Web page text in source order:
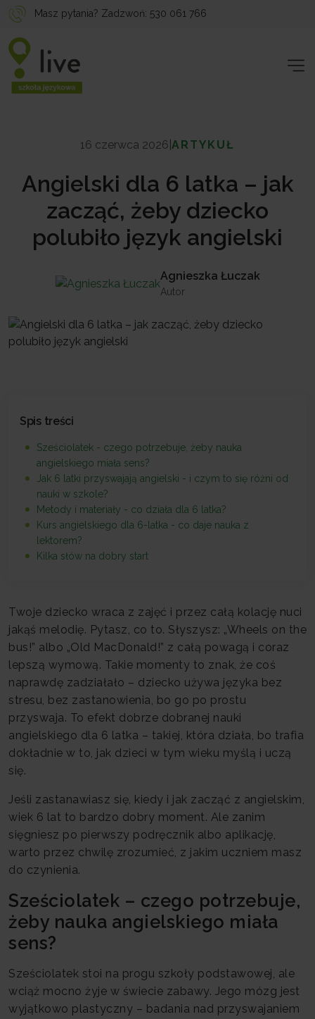
Masz pytania? Zadzwoń: 530 061 766
16 czerwca 2026 ARTYKUŁ
Angielski dla 6 latka – jak
zacząć, żeby dziecko
polubiło język angielski
Agnieszka Łuczak
Autor
Spis treści
Sześciolatek - czego potrzebuje, żeby nauka
angielskiego miała sens?
Jak 6 latki przyswajają angielski - i czym to się różni od
nauki w szkole?
Metody i materiały - co działa dla 6 latka?
Kurs angielskiego dla 6-latka - co daje nauka z
lektorem?
Kilka słów na dobry start
Twoje dziecko wraca z zajęć i przez całą kolację nuci
jakąś melodię. Pytasz, co to. Słyszysz: „Wheels on the
bus!” albo „Old MacDonald!” z całą powagą i coraz
lepszą wymową. Takie momenty to znak, że coś
naprawdę zadziałało – dziecko używa języka bez
stresu, bez zastanowienia, bo go po prostu
przyswaja. To efekt dobrze dobranej nauki
angielskiego dla 6 latka – takiej, która działa, bo trafia
dokładnie w to, jak dzieci w tym wieku myślą i uczą
się.
Jeśli zastanawiasz się, kiedy i jak zacząć z angielskim,
wiek 6 lat to bardzo dobry moment. Ale zanim
sięgniesz po pierwszy podręcznik albo aplikację,
warto przez chwilę zrozumieć, z jakim uczniem masz
do czynienia.
Sześciolatek – czego potrzebuje,
żeby nauka angielskiego miała
sens?
Sześciolatek stoi na progu szkoły podstawowej, ale
wciąż mocno żyje w świecie zabawy. Jego mózg jest
wyjątkowo plastyczny – badania nad przyswajaniem